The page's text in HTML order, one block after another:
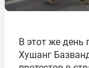
В этот же день
Хушанг